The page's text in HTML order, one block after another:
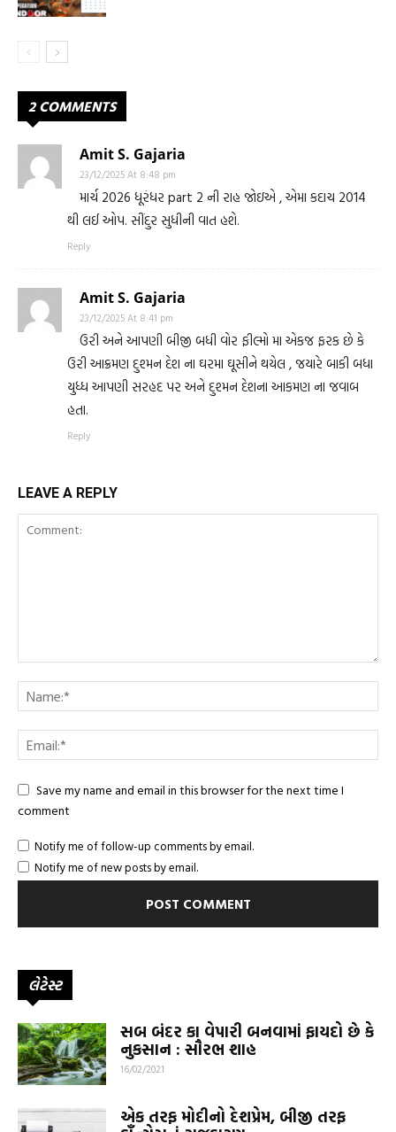
2 COMMENTS
Amit S. Gajaria
23/12/2025 At 8:48 pm
માર્ચ 2026 ધૂરંધર part 2 ની રાહ જોઇએ , એમા કદાચ 2014
થી લઈ ઓપ. સીંદુર સુધીની વાત હશે.
Reply
Amit S. Gajaria
23/12/2025 At 8:41 pm
ઉરી અને આપણી બીજી બધી વોર ફીલ્મો મા એકજ ફરક છે કે
ઉરી આક્રમણ દુશ્મન દેશ ના ઘરમા ઘૂસીને થયેલ , જયારે બાકી બધા
યુધ્ધ આપણી સરહદ પર અને દુશ્મન દેશના આકમણ ના જવાબ
હતા.
Reply
LEAVE A REPLY
Save my name and email in this browser for the next time I
comment
Notify me of follow-up comments by email.
Notify me of new posts by email.
લેટેસ્ટ
સબ બંદર કા વેપારી બનવામાં ફાયદો છે કે
નુકસાન : સૌરભ શાહ
16/02/2021
એક તરફ મોદીનો દેશપ્રેમ, બીજી તરફ